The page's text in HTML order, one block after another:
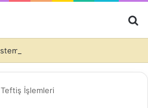
Teftiş İşlemleri